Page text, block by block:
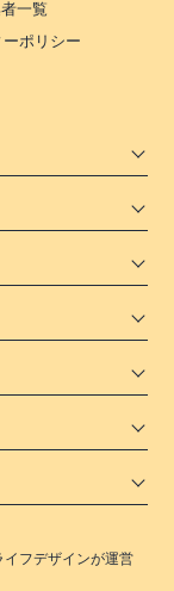
一覧
ポリシー
イフデザインが運営